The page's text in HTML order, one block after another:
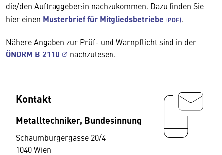
die/den Auftraggeber:in nachzukommen. Dazu finden Sie
hier einen Musterbrief für Mitgliedsbetriebe .
Nähere Angaben zur Prüf- und Warnpflicht sind in der
ÖNORM B 2110 nachzulesen.
Kontakt
Metalltechniker, Bundesinnung
Schaumburgergasse 20/4
1040 Wien